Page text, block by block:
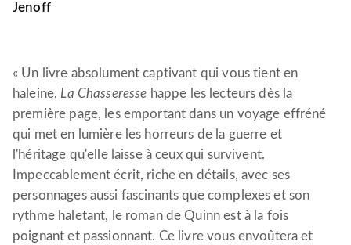
Jenoff
« Un livre absolument captivant qui vous tient en
haleine, La Chasseresse happe les lecteurs dès la
première page, les emportant dans un voyage effréné
qui met en lumière les horreurs de la guerre et
l'héritage qu'elle laisse à ceux qui survivent.
Impeccablement écrit, riche en détails, avec ses
personnages aussi fascinants que complexes et son
rythme haletant, le roman de Quinn est à la fois
poignant et passionnant. Ce livre vous envoûtera et